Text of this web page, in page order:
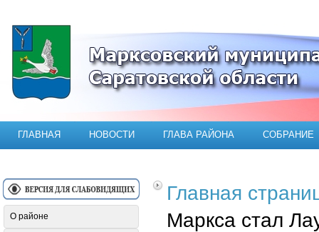
Официальный сайт Марксовского
ГЛАВНАЯ НОВОСТИ ГЛАВА РАЙОНА СОБРАНИЕ
Главная
Маркса стал
О районе